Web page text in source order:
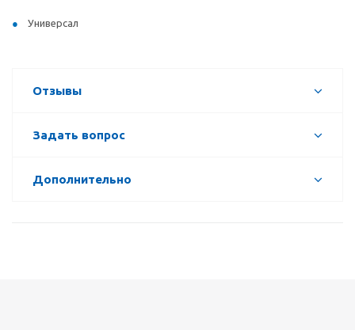
Универсал
Отзывы
Задать вопрос
Дополнительно